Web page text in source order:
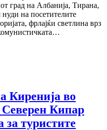
град на Албанија, Тирана,
на посетителите
фрлајќи светлина врз
Киренија во
Северен Кипар
за туристите